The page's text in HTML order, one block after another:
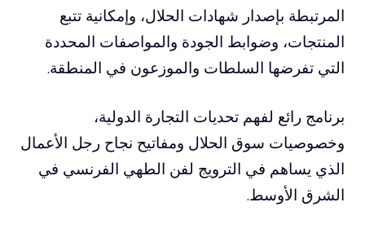
المرتبطة بإصدار شهادات الحلال، وإمكانية تتبع
المنتجات، وضوابط الجودة والمواصفات المحددة
التي تفرضها السلطات والموزعون في المنطقة.
برنامج رائع لفهم تحديات التجارة الدولية،
وخصوصيات سوق الحلال ومفاتيح نجاح رجل الأعمال
الذي يساهم في الترويج لفن الطهي الفرنسي في
الشرق الأوسط.